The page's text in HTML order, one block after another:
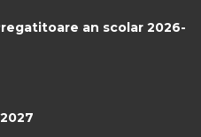
an scolar 2026-